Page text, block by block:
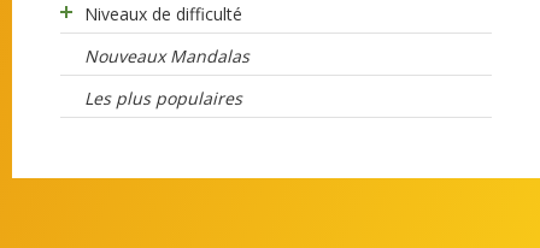
Niveaux de difficulté
Nouveaux Mandalas
Les plus populaires